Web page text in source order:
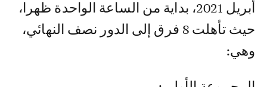
أبريل 2021، بداية من الساعة الواحدة ظهرا،
حيث تأهلت 8 فرق إلى الدور نصف النهائي،
وهي: